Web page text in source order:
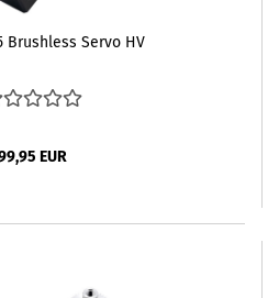
Brushless Servo HV
EUR